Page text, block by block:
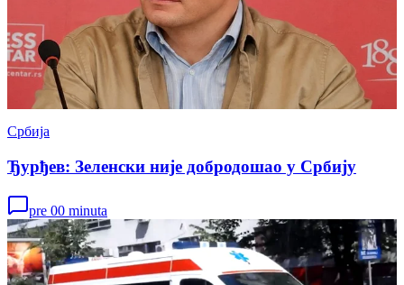
Србија
Ђурђев: Зеленски није добродошао у Србију
pre 00 minuta